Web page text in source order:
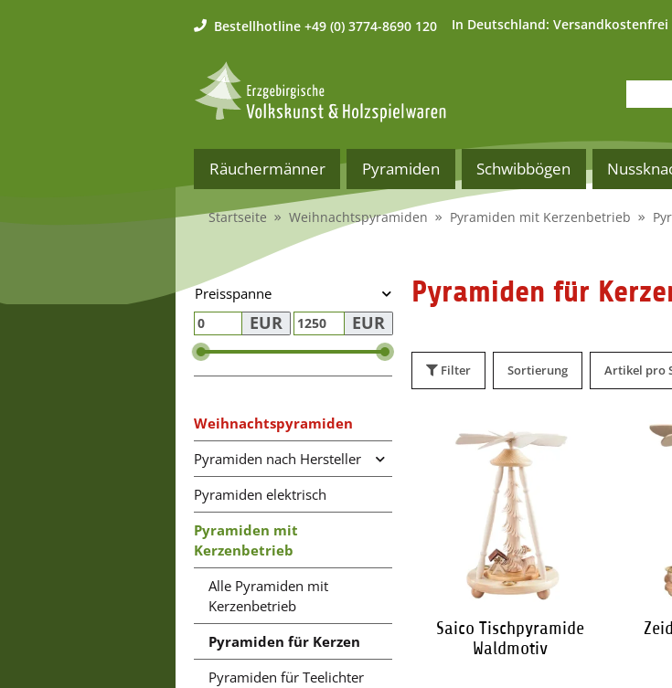
Bestellhotline +49 (0) 3774-8690 120 In Deutschland: Versandkostenfrei
Räuchermänner Pyramiden Schwibbögen
Startseite Weihnachtspyramiden Pyramiden mit Kerzenbetrieb
Pyramiden für
Filter Sortierung Artikel pro
Saico Tischpyramide
Waldmotiv
Preisspanne
EUR EUR
Weihnachtspyramiden
Pyramiden nach Hersteller
Pyramiden elektrisch
Pyramiden mit
Kerzenbetrieb
Alle Pyramiden mit
Kerzenbetrieb
Pyramiden für Kerzen
Pyramiden für Teelichter